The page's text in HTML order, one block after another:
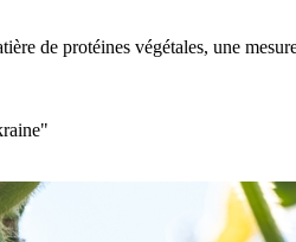
de protéines végétales, une